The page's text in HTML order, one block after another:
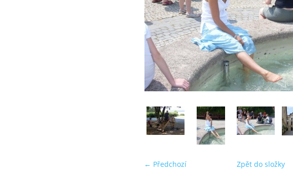
← Předchozí
Zpět do složky